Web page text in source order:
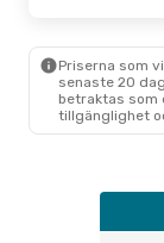
BCN
Fre 11 Sep.-
- KRK
Priserna som
senaste 20
betraktas som
tillgänglighet